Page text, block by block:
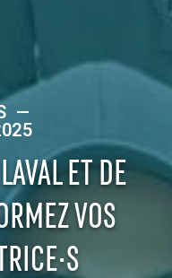
—
ET DE
VOS